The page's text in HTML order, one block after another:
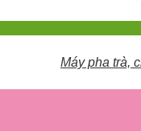
Máy pha trà,